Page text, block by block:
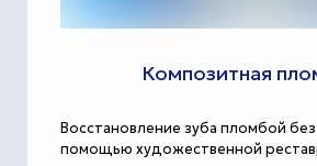
Композитная
Восстановление зуба пломбой
помощью художественной